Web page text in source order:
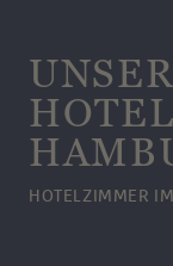
HOTELZIMMER